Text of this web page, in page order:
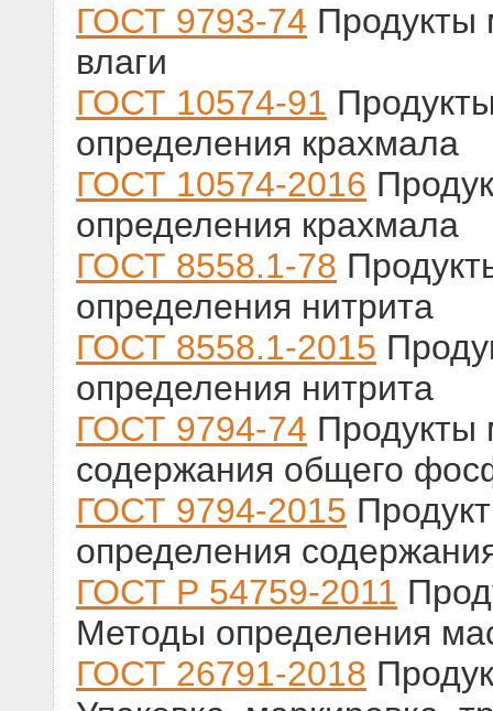
ГОСТ 9793-74 Продукты
влаги
ГОСТ 10574-91
определения крахмала
ГОСТ 10574-2016
определения крахмала
ГОСТ 8558.1-78
определения нитрита
ГОСТ 8558.1-2015
определения нитрита
ГОСТ 9794-74 Продукты
содержания общего
ГОСТ 9794-2015
определения
ГОСТ Р 54759-2011
Методы определения
ГОСТ 26791-2018